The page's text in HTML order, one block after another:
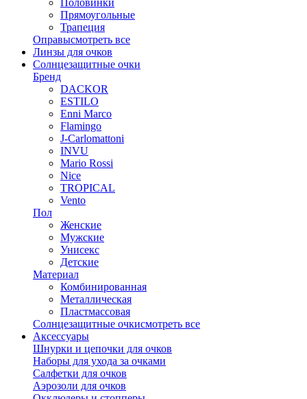
Прямоугольные
Трапеция
Оправысмотреть все
Линзы для очков
Солнцезащитные очки
Бренд
DACKOR
ESTILO
Enni Marco
Flamingo
J-Carlomattoni
INVU
Mario Rossi
Nice
TROPICAL
Vento
Пол
Женские
Мужские
Унисекс
Детские
Материал
Комбинированная
Металлическая
Пластмассовая
Солнцезащитные очкисмотреть все
Аксессуары
Шнурки и цепочки для очков
Наборы для ухода за очками
Салфетки для очков
Аэрозоли для очков